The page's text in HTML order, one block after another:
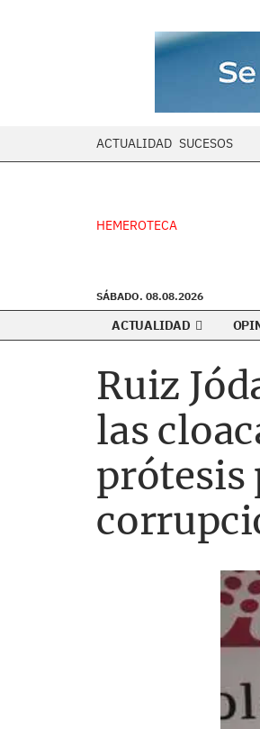
ACTUALIDAD SUCESOS
HEMEROTECA
SÁBADO. 08.08.2026
ACTUALIDAD
Ruiz
las
prótesis